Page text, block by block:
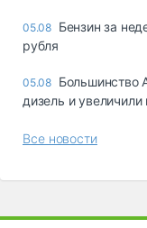
05.08 Бензин за
рубля
05.08 Большинство
дизель и увеличили
Все новости